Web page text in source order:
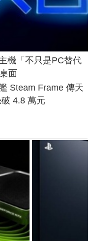
機「不只是PC替代
面
Steam Frame 傳天
4.8 萬元